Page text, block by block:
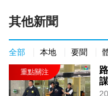
其他新聞
全部 本地 要聞